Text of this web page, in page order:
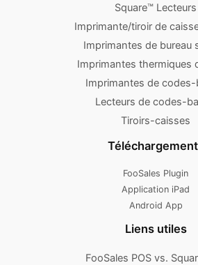
Square™ Lecteurs
Imprimante/tiroir de
Imprimantes de bureau
Imprimantes thermiques
Imprimantes de codes-
Lecteurs de codes-
Tiroirs-caisses
FooSales Plugin
Application iPad
Android App
Liens utiles
FooSales POS vs.